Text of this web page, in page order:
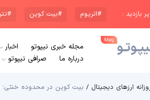
بازدید : #اتریوم #بیت کوین #تتر
مجله خبری نیپوتو اخبار
درباره ما
صرافی نیپوتو
ارزهای دیجیتال / بیت کوین در محدوده خنثی؛ توجه تریدرها به